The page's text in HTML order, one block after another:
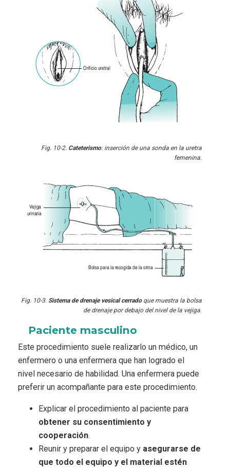
Fig. 10-2. Cateterismo: inserción de una sonda en la uretra
femenina.
Fig. 10-3. Sistema de drenaje vesical cerradoque muestra la bolsa
de drenaje por debajo del nivel de la vejiga.
Paciente masculino
Este procedimiento suele realizarlo un médico, un
enfermero o una enfermera que han logrado el
nivel necesario de habilidad. Una enfermera puede
preferir un acompañante para este procedimiento.
Explicar el procedimiento al paciente para
obtener su consentimiento y
cooperación.
Reunir y preparar el equipo y asegurarse de
que todo el equipo y el material estén